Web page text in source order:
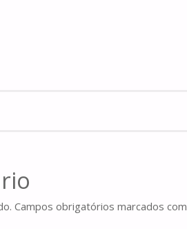
Campos obrigatórios marcados com